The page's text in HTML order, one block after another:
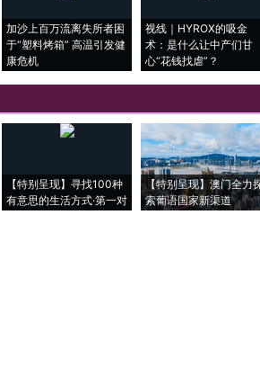
加沙上百万流离失所者困
于“塑料烤箱” 高温引发健
康危机
视线｜HYROX的吸金
术：是什么让中产们甘
心“花钱找虐”？
【特别呈现】寻找100种
有意思的生活方式·第一对
【特别呈现】澳门全力
索葡语国家新渠道